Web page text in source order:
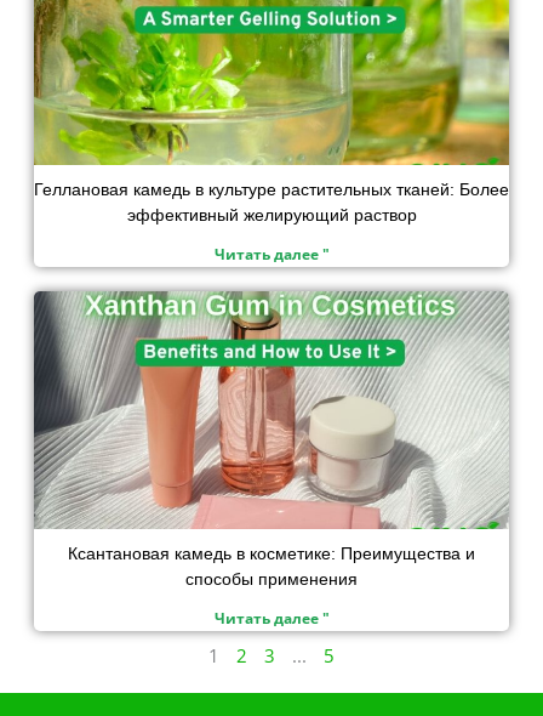
Геллановая камедь в культуре растительных тканей: Более
эффективный желирующий раствор
Читать далее "
Ксантановая камедь в косметике: Преимущества и
способы применения
Читать далее "
1 2 3 ... 5